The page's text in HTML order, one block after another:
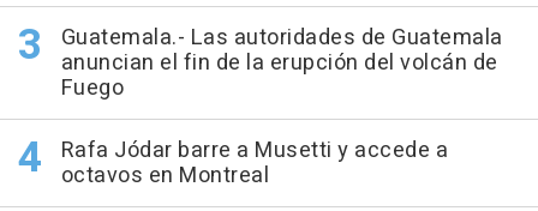
Guatemala.- Las autoridades de Guatemala
anuncian el fin de la erupción del volcán de
Fuego
Rafa Jódar barre a Musetti y accede a
octavos en Montreal